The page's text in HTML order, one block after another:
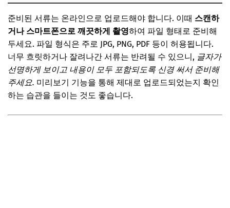
준비된 서류는 온라인으로 업로드해야 합니다. 이때 스캔하
거나 스마트폰으로 깨끗하게 촬영하여 파일 형태로 준비해
두세요. 파일 형식은 주로 JPG, PNG, PDF 등이 허용됩니다.
너무 흐릿하거나 잘려나간 서류는 반려될 수 있으니, 글자가
선명하게 보이고 내용이 모두 포함되도록 신경 써서 준비해
주세요. 미리보기 기능을 통해 제대로 업로드되었는지 확인
하는 습관을 들이는 것도 좋습니다.